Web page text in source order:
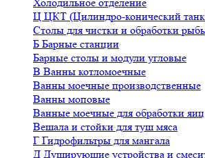
Ц ЦКТ (Цилиндро-конический
Столы для чистки и обработки
Б Барные станции
Барные столы и модули угловые
В Ванны котломоечные
Ванны моечные производственные
Ванны моповые
Ванные моечные для обработки яиц
Вешала и стойки для туш мяса
Г Гидрофильтры для мангала
Д Душирующие устройства и